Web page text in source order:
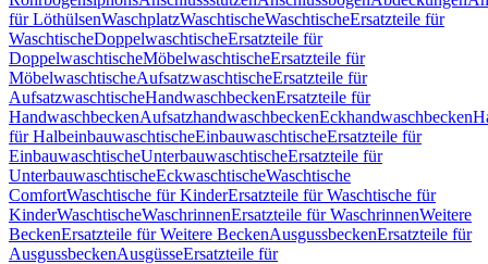
für LöthülsenWaschplatzWaschtischeWaschtischeErsatzteile für
WaschtischeDoppelwaschtischeErsatzteile für
DoppelwaschtischeMöbelwaschtischeErsatzteile für
MöbelwaschtischeAufsatzwaschtischeErsatzteile für
AufsatzwaschtischeHandwaschbeckenErsatzteile für
HandwaschbeckenAufsatzhandwaschbeckenEckhandwaschbecken
für HalbeinbauwaschtischeEinbauwaschtischeErsatzteile für
EinbauwaschtischeUnterbauwaschtischeErsatzteile für
UnterbauwaschtischeEckwaschtischeWaschtische
ComfortWaschtische für KinderErsatzteile für Waschtische für
KinderWaschtischeWaschrinnenErsatzteile für WaschrinnenWeitere
BeckenErsatzteile für Weitere BeckenAusgussbeckenErsatzteile für
AusgussbeckenAusgüsseErsatzteile für